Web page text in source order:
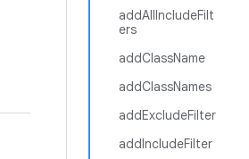
addAllIncludeFilt
ers
addClassName
addClassNames
addExcludeFilter
addIncludeFilter